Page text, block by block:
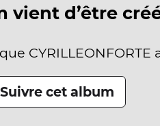
vient d’être
Suivre cet album